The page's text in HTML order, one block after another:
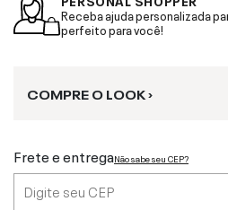
Receba ajuda personalizada
perfeito para você!
COMPRE O LOOK ›
Frete e entregaNão sabe seu CEP?